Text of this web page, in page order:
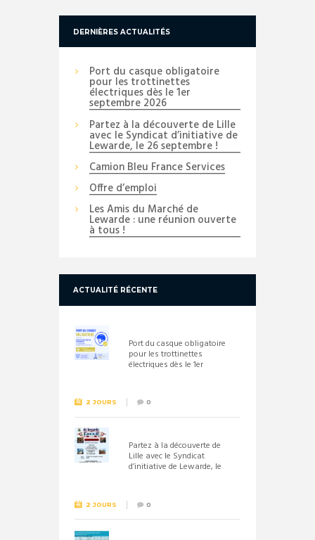
DERNIÈRES ACTUALITÉS
Port du casque obligatoire
pour les trottinettes
électriques dès le 1er
septembre 2026
Partez à la découverte de Lille
avec le Syndicat d’initiative de
Lewarde, le 26 septembre !
Camion Bleu France Services
Offre d’emploi
Les Amis du Marché de
Lewarde : une réunion ouverte
à tous !
ACTUALITÉ RÉCENTE
Port du casque obligatoire
pour les trottinettes
électriques dès le 1er
2 JOURS 0
Partez à la découverte de
Lille avec le Syndicat
d’initiative de Lewarde, le
2 JOURS 0